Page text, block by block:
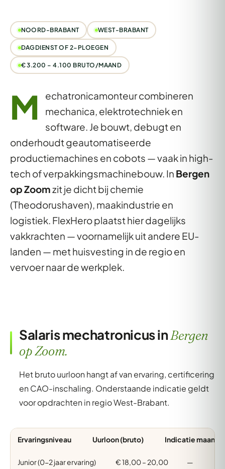
NOORD-BRABANT WEST-BRABANT
DAGDIENST OF 2-PLOEGEN
€ 3.200 – 4.100 BRUTO/MAAND
M
echatronicamonteur combineren
mechanica, elektrotechniek en
software. Je bouwt, debugt en
onderhoudt geautomatiseerde
productiemachines en cobots — vaak in high-
tech of verpakkingsmachinebouw. In Bergen
op Zoomzit je dicht bij chemie
(Theodorushaven), maakindustrie en
logistiek. FlexHero plaatst hier dagelijks
vakkrachten — voornamelijk uit andere EU-
landen — met huisvesting in de regio en
vervoer naar de werkplek.
Salaris mechatronicus inBergen
op Zoom.
Het bruto uurloon hangt af van ervaring, certificering
en CAO-inschaling. Onderstaande indicatie geldt
voor opdrachten in regio West-Brabant.
Ervaringsniveau Uurloon (bruto) Indicatie maand
Junior (0-2 jaar ervaring) € 18,00 – 20,00 —